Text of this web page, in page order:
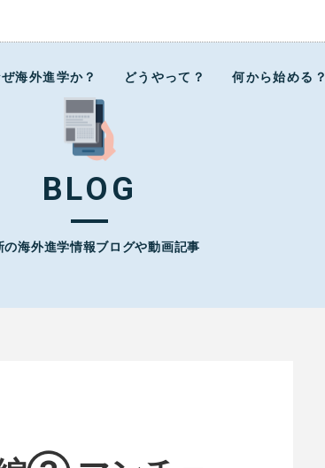
海外進学か？ どうやって？ 何から始める？
BLOG
の海外進学情報ブログや動画記事